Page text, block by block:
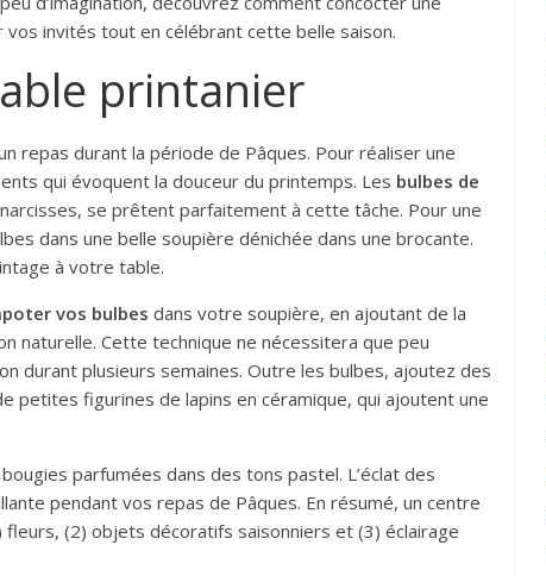
invités tout en célébrant cette belle saison.
printanier
repas durant la période de Pâques. Pour réaliser une
qui évoquent la douceur du printemps. Les bulbes de
se prêtent parfaitement à cette tâche. Pour une
dans une belle soupière dénichée dans une brocante.
à votre table.
vos bulbes dans votre soupière, en ajoutant de la
naturelle. Cette technique ne nécessitera que peu
durant plusieurs semaines. Outre les bulbes, ajoutez des
petites figurines de lapins en céramique, qui ajoutent une
parfumées dans des tons pastel. L’éclat des
pendant vos repas de Pâques. En résumé, un centre
(2) objets décoratifs saisonniers et (3) éclairage